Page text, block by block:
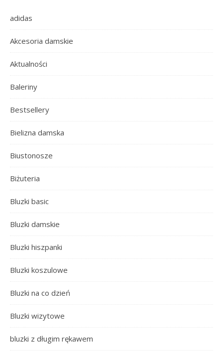
adidas
Akcesoria damskie
Aktualności
Baleriny
Bestsellery
Bielizna damska
Biustonosze
Biżuteria
Bluzki basic
Bluzki damskie
Bluzki hiszpanki
Bluzki koszulowe
Bluzki na co dzień
Bluzki wizytowe
bluzki z długim rękawem